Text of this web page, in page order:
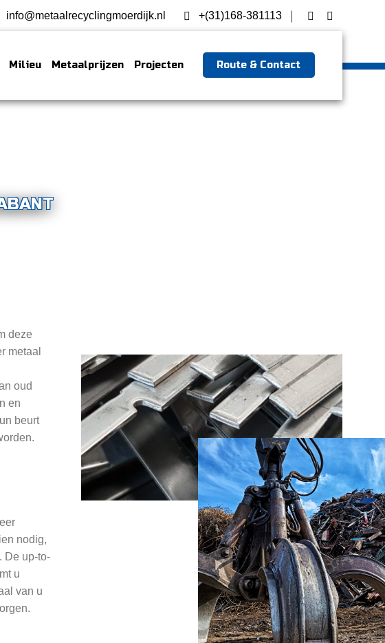
info@metaalrecyclingmoerdijk.nl +(31)168-381113
Milieu Metaalprijzen Projecten Route & Contact
deze
metaal
oud
en
beurt
nodig,
De up-to-
u
van u